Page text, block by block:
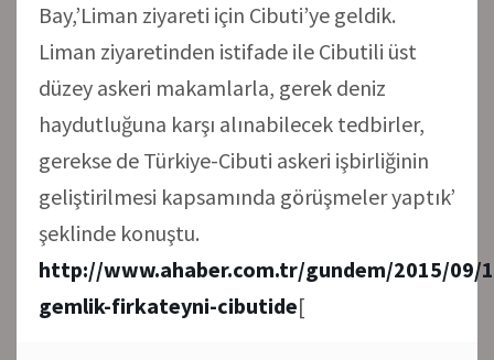
Bay,’Liman ziyareti için Cibuti’ye geldik.
Liman ziyaretinden istifade ile Cibutili üst
düzey askeri makamlarla, gerek deniz
haydutluğuna karşı alınabilecek tedbirler,
gerekse de Türkiye-Cibuti askeri işbirliğinin
geliştirilmesi kapsamında görüşmeler yaptık’
şeklinde konuştu.
http://www.ahaber.com.tr/gundem/2015/09/
gemlik-firkateyni-cibutide[